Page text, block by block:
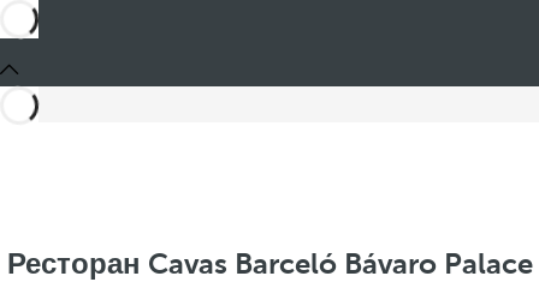
Ресторан Cavas Barceló Bávaro Palace